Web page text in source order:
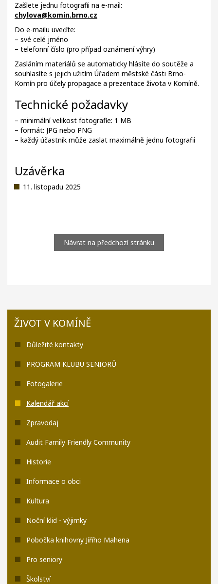
Zašlete jednu fotografii na e-mail:
chylova@komin.brno.cz
Do e-mailu uveďte:
– své celé jméno
– telefonní číslo (pro případ oznámení výhry)
Zasláním materiálů se automaticky hlásíte do soutěže a
souhlasíte s jejich užitím Úřadem městské části Brno-
Komín pro účely propagace a prezentace života v Komíně.
Technické požadavky
– minimální velikost fotografie: 1 MB
– formát: JPG nebo PNG
– každý účastník může zaslat maximálně jednu fotografii
Uzávěrka
11. listopadu 2025
Návrat na předchozí stránku
ŽIVOT V KOMÍNĚ
Důležité kontakty
PROGRAM KLUBU SENIORŮ
Fotogalerie
Kalendář akcí
Zpravodaj
Audit Family Friendly Community
Historie
Informace o obci
Kultura
Noční klid - výjimky
Pobočka knihovny Jiřího Mahena
Pro seniory
Školství